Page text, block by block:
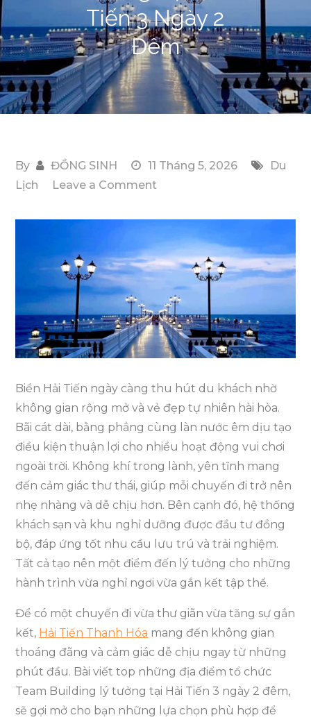
Tiến 3 Ngày 2
Đêm
By ĐỒNG SINH 11 Tháng 5, 2026
Du
Lịch
Leave a Comment
Những
Địa
Điểm
Chức
Team
Building
Lý
Hải
Tiến
Ngày
2
Biển Hải Tiến ngày càng thu hút du khách nhờ
không gian rộng mở và vẻ đẹp tự nhiên hài hòa.
Bãi cát dài, bằng phẳng cùng làn nước êm dịu tạo
điều kiện thuận lợi cho nhiều hoạt động vui chơi
ngoài trời. Không khí trong lành, yên tĩnh mang
đến cảm giác thư thái, giúp mỗi chuyến đi trở nên
nhẹ nhàng và dễ chịu hơn. Bên cạnh đó, hệ thống
khách sạn và khu nghỉ dưỡng được đầu tư đồng
bộ, đáp ứng tốt nhu cầu lưu trú và trải nghiệm.
Tất cả tạo nên một điểm đến lý tưởng cho những
hành trình vừa nghỉ ngơi vừa gắn kết tập thể.
Để có một chuyến đi vừa thư giãn vừa tăng sự gắn
kết, Hải Tiến Thanh Hóa mang đến không gian
thoáng đãng và cảm giác dễ chịu ngay từ những
phút đầu. Bài viết top những địa điểm tổ chức
Team Building lý tưởng tại Hải Tiến 3 ngày 2 đêm,
sẽ gợi mở cho bạn những lựa chọn phù hợp để